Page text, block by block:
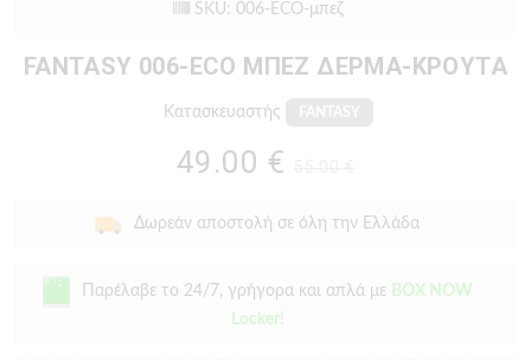
SKU: 006-ECO-μπεζ
FANTASY 006-ECO ΜΠΕΖ ΔΕΡΜΑ-ΚΡΟΥΤΑ
Κατασκευαστής
49.00 €
Δωρεάν αποστολή σε όλη την Ελλάδα
Παρέλαβε το 24/7, γρήγορα και απλά με BOX NOW
Locker!